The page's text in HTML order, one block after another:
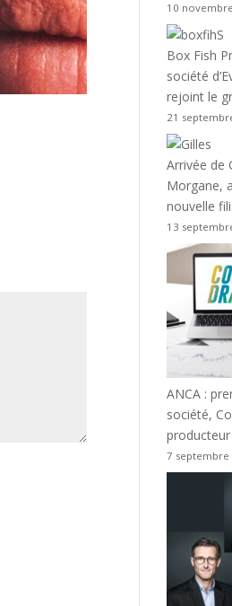
10
Box Fish
société
rejoint le
21
Arrivée de
Morgane,
nouvelle
13
ANCA :
société,
7 septembre